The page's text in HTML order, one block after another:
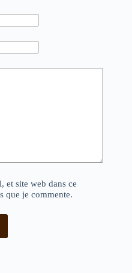
et site web dans ce
que je commente.